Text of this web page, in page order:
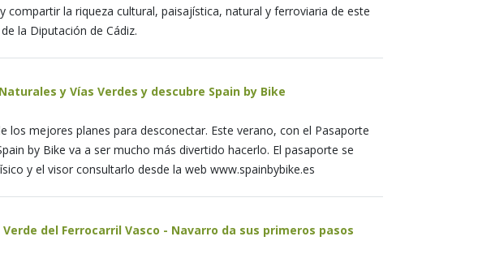
la riqueza cultural, paisajística, natural y ferroviaria de este
la Diputación de Cádiz.
y Vías Verdes y descubre Spain by Bike
los mejores planes para desconectar. Este verano, con el Pasaporte
by Bike va a ser mucho más divertido hacerlo. El pasaporte se
y el visor consultarlo desde la web www.spainbybike.es
del Ferrocarril Vasco - Navarro da sus primeros pasos